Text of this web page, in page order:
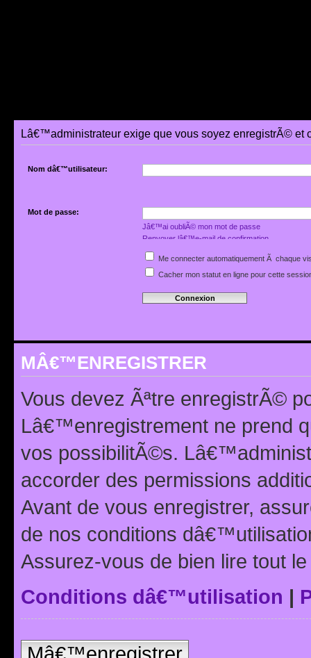
Lâ€™administrateur exige que vous soyez enregistrÃ©
Nom dâ€™utilisateur:
Mot de passe:
Jâ€™ai oubliÃ© mon mot de passe
Renvoyer lâ€™e-mail de confirmation
Me connecter automatiquement Ã chaque
Cacher mon statut en ligne pour cette
MÂ€™ENREGISTRER
Vous devez Ãªtre enregistrÃ©
Lâ€™enregistrement ne prend
vos possibilitÃ©s.
accorder des permissions
Avant de vous enregistrer,
de nos conditions
Assurez-vous de bien lire tout
Conditions dâ€™utilisation |
Mâ€™enregistrer